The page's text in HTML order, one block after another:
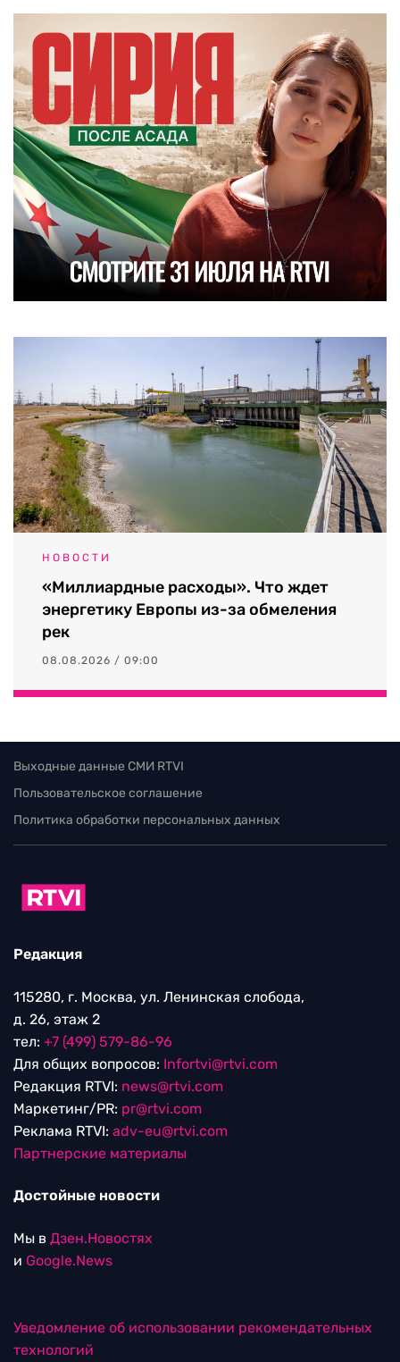
НОВОСТИ
«Миллиардные расходы». Что ждет
энергетику Европы из-за обмеления
рек
08.08.2026 / 09:00
Выходные данные СМИ RTVI
Пользовательское соглашение
Политика обработки персональных данных
Редакция
115280, г. Москва, ул. Ленинская слобода,
д. 26, этаж 2
тел: +7 (499) 579-86-96
Для общих вопросов: Infortvi@rtvi.com
Редакция RTVI: news@rtvi.com
Маркетинг/PR: pr@rtvi.com
Реклама RTVI: adv-eu@rtvi.com
Партнерские материалы
Достойные новости
Мы в Дзен.Новостях
и Google.News
Уведомление об использовании рекомендательных
технологий